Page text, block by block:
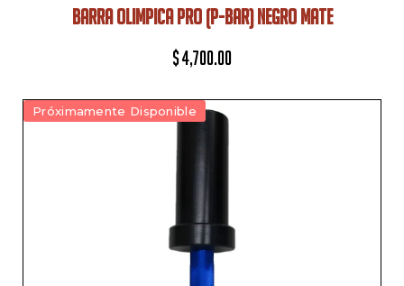
BARRA OLIMPICA PRO (P-BAR) NEGRO MATE
$4,700.00
Próximamente Disponible